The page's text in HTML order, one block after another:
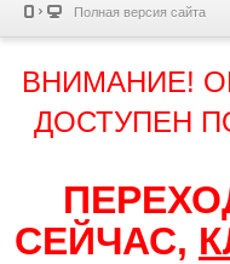
Полная версия сайта
ВНИМАНИЕ!
ДОСТУПЕН
СЕЙЧАС,